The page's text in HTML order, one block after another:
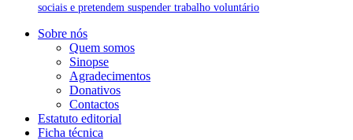
sociais e pretendem suspender trabalho voluntário
Sobre nós
Quem somos
Sinopse
Agradecimentos
Donativos
Contactos
Estatuto editorial
Ficha técnica